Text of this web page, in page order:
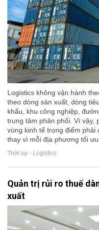
Logistics không vận hành
theo dòng sản xuất, dòng
khẩu, khu công nghiệp,
trung tâm phân phối. Vì vậy,
vùng kinh tế trọng điểm
thay vì mỗi địa phương tối
Thời sự - Logistics
Quản trị rủi ro thuế
xuất